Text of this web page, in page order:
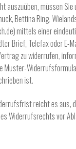
auszuüben, müssen Sie
Bettina Ring,
mittels einer
Brief, Telefax oder E-
zu widerrufen,
Muster-
ist.
reicht es aus,
Widerrufsrechts vor